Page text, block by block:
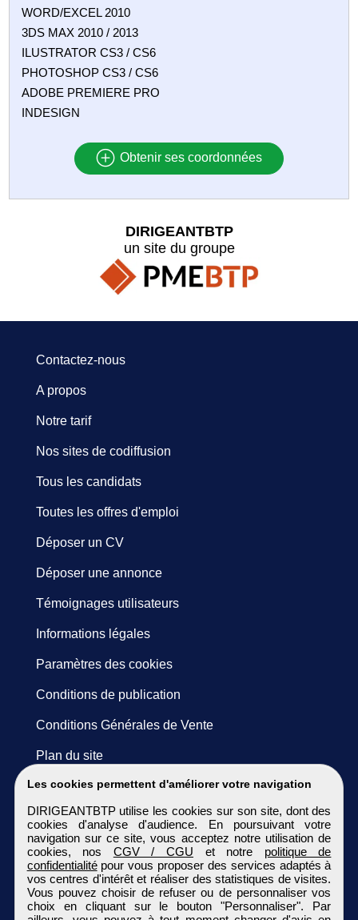
WORD/EXCEL 2010
3DS MAX 2010 / 2013
ILUSTRATOR CS3 / CS6
PHOTOSHOP CS3 / CS6
ADOBE PREMIERE PRO
INDESIGN
Obtenir ses coordonnées
Les cookies permettent d'améliorer votre navigation
DIRIGEANTBTP utilise les cookies sur son site, dont des
cookies d'analyse d'audience. En poursuivant votre
navigation sur ce site, vous acceptez notre utilisation de
cookies, nos CGV / CGU et notre politique de
confidentialitépour vous proposer des services adaptés à
vos centres d'intérêt et réaliser des statistiques de visites.
Vous pouvez choisir de refuser ou de personnaliser vos
choix en cliquant sur le bouton "Personnaliser". Par
DIRIGEANTBTP
un site du groupe
Contactez-nous
A propos
Notre tarif
Nos sites de codiffusion
Tous les candidats
Toutes les offres d'emploi
Déposer un CV
Déposer une annonce
Témoignages utilisateurs
Informations légales
Paramètres des cookies
Conditions de publication
Conditions Générales de Vente
Plan du site